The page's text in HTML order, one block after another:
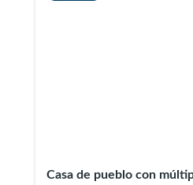
Casa de pueblo con